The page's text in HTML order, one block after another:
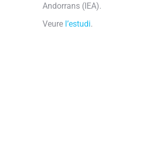
Andorrans (IEA).
Veure l’estudi.